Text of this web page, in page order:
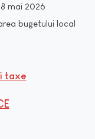
mai 2026
bugetului local
taxe